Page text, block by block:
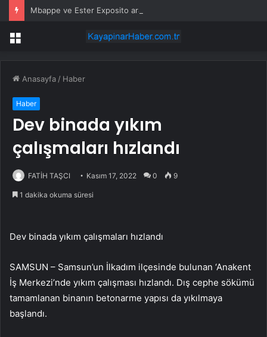
Menü
Anasayfa / Haber
Haber
Dev binada yıkım
çalışmaları hızlandı
FATİH TAŞCI Kasım 17, 2022 0 9
1 dakika okuma süresi
Dev binada yıkım çalışmaları hızlandı
SAMSUN – Samsun’un İlkadım ilçesinde bulunan ‘Anakent
İş Merkezi’nde yıkım çalışması hızlandı. Dış cephe sökümü
tamamlanan binanın betonarme yapısı da yıkılmaya
başlandı.